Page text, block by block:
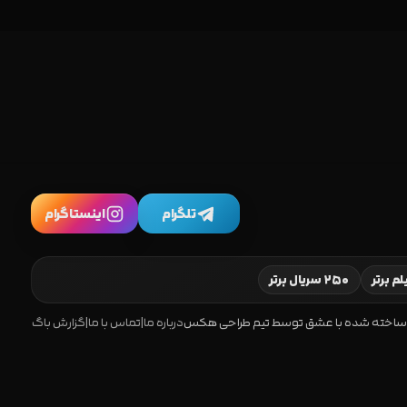
تلگرام اینستاگرام
۲۵۰ سریال برتر
ساخته شده با عشق توسط تیم طراحی هکسدرباره ما|تماس با ما|گزارش باگ